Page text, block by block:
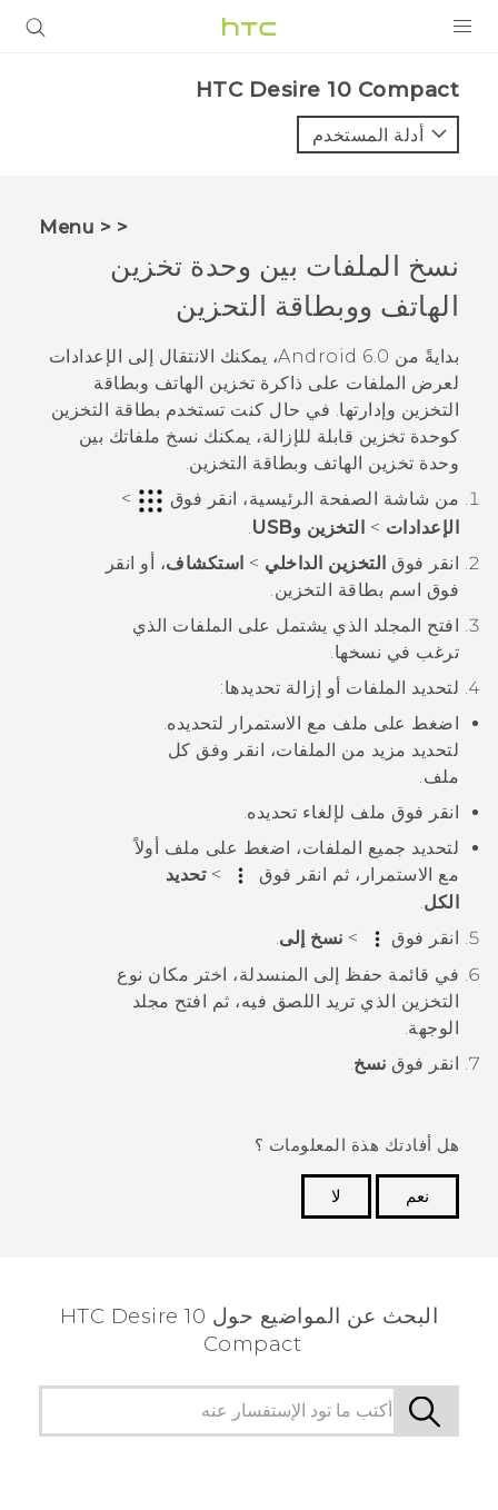
VIVE
VIVERSE
البرامج + التطبيقات
الدعم
أجهزة HTC والملحقات
HTC Desire 10 Compact‎
أدلة المستخدم
< < Menu
نسخ الملفات بين وحدة تخزين
الهاتف ووبطاقة التحزين
بدايةً من Android6.0، يمكنك الانتقال إلى الإعدادات
لعرض الملفات على ذاكرة تخزين الهاتف وبطاقة
التخزين وإدارتها. في حال كنت تستخدم بطاقة التخزين
كوحدة تخزين قابلة للإزالة، يمكنك نسخ ملفاتك بين
وحدة تخزين الهاتف وبطاقة التخزين.
من شاشة
الصفحة الرئيسية، انقر فوق
>
الإعدادات > التخزين وUSB
انقر فوق التخزين الداخلي > استكشاف، أو انقر
فوق اسم بطاقة التخزين.
افتح المجلد الذي يشتمل على الملفات الذي
ترغب في نسخها.
لتحديد الملفات أو إزالة تحديدها:
اضغط على ملف مع الاستمرار لتحديده.
لتحديد مزيد من الملفات، انقر وفق كل
ملف.
انقر فوق ملف لإلغاء تحديده.
لتحديد جميع الملفات، اضغط على ملف أولاً
مع الاستمرار، ثم انقر فوق
>تحديد
الكل.
انقر فوق
> نسخ إلى.
في قائمة حفظ إلى المنسدلة، اختر مكان نوع
التخزين الذي تريد اللصق فيه، ثم افتح مجلد
الوجهة.
انقر فوق نسخ.
هل أفادتك هذة المعلومات ؟
نعم
لا
البحث عن المواضيع حول HTC Desire 10
Compact